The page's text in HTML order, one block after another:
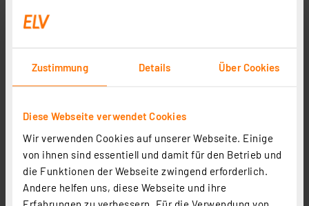
Zustimmung Details Über Cookies
Diese Webseite verwendet Cookies
Wir verwenden Cookies auf unserer Webseite. Einige
von ihnen sind essentiell und damit für den Betrieb und
die Funktionen der Webseite zwingend erforderlich.
Andere helfen uns, diese Webseite und ihre
Erfahrungen zu verbessern. Für die Verwendung von
Informationen zu Versandkosten